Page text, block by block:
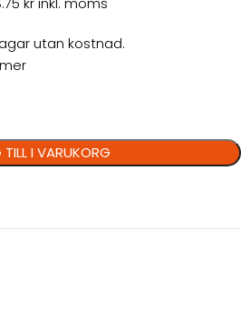
utan kostnad.
I VARUKORG